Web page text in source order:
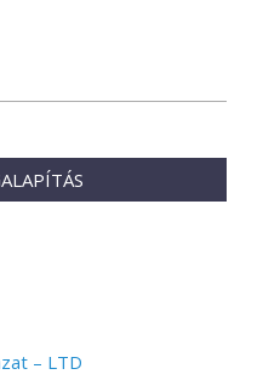
– LTD